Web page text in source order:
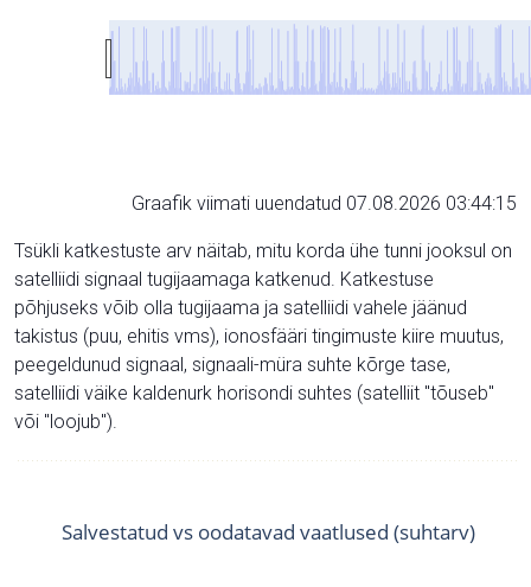
Graafik viimati uuendatud 07.08.2026 03:44:15
Tsükli katkestuste arv näitab, mitu korda ühe tunni jooksul on
satelliidi signaal tugijaamaga katkenud. Katkestuse
põhjuseks võib olla tugijaama ja satelliidi vahele jäänud
takistus (puu, ehitis vms), ionosfääri tingimuste kiire muutus,
peegeldunud signaal, signaali-müra suhte kõrge tase,
satelliidi väike kaldenurk horisondi suhtes (satelliit "tõuseb"
või "loojub").
Salvestatud vs oodatavad vaatlused (suhtarv)